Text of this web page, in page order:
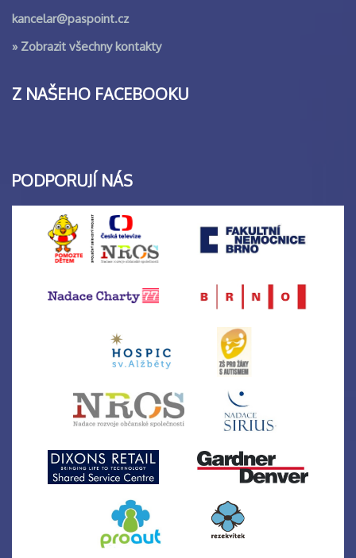
kancelar@paspoint.cz
» Zobrazit všechny kontakty
Z NAŠEHO FACEBOOKU
PODPORUJÍ NÁS